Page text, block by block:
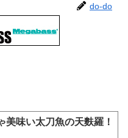
do-do
美味い太刀魚の天麩羅！